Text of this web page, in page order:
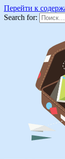
Перейти к
Search for: